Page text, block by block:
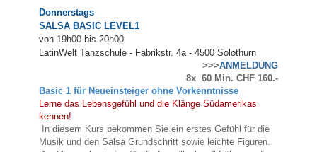
Donnerstags
SALSA BASIC LEVEL1
von 19h00 bis 20h00
LatinWelt Tanzschule - Fabrikstr. 4a - 4500 Solothurn
>>>ANMELDUNG
8x 60 Min. CHF 160.-
Basic 1 für Neueinsteiger ohne Vorkenntnisse
Lerne das Lebensgefühl und die Klänge Südamerikas
kennen!
In diesem Kurs bekommen Sie ein erstes Gefühl für die
Musik und den Salsa Grundschritt sowie leichte Figuren.